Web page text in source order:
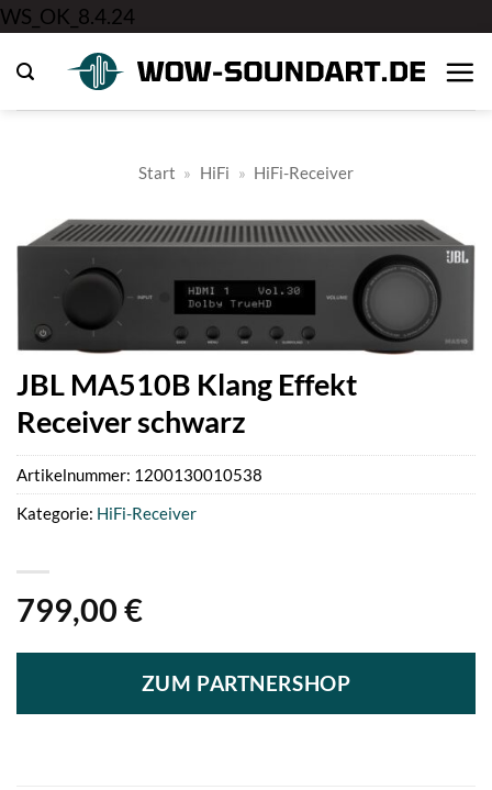
WS_OK_8.4.24
springen
Start » HiFi » HiFi-Receiver
JBL MA510B Klang Effekt
Receiver schwarz
799,00 €
ZUM PARTNERSHOP
Artikelnummer: 1200130010538
Kategorie: HiFi-Receiver